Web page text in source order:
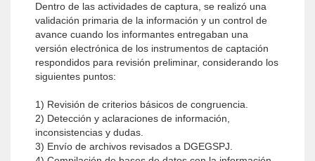
Dentro de las actividades de captura, se realizó una
validación primaria de la información y un control de
avance cuando los informantes entregaban una
versión electrónica de los instrumentos de captación
respondidos para revisión preliminar, considerando los
siguientes puntos:
1) Revisión de criterios básicos de congruencia.
2) Detección y aclaraciones de información,
inconsistencias y dudas.
3) Envío de archivos revisados a DGEGSPJ.